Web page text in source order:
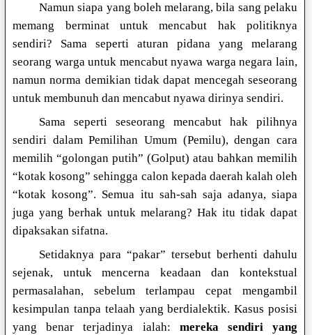
Namun siapa yang boleh melarang, bila sang pelaku
memang berminat untuk mencabut hak politiknya
sendiri? Sama seperti aturan pidana yang melarang
seorang warga untuk mencabut nyawa warga negara lain,
namun norma demikian tidak dapat mencegah seseorang
untuk membunuh dan mencabut nyawa dirinya sendiri.
Sama seperti seseorang mencabut hak pilihnya
sendiri dalam Pemilihan Umum (Pemilu), dengan cara
memilih “golongan putih” (Golput) atau bahkan memilih
“kotak kosong” sehingga calon kepada daerah kalah oleh
“kotak kosong”. Semua itu sah-sah saja adanya, siapa
juga yang berhak untuk melarang? Hak itu tidak dapat
dipaksakan sifatna.
Setidaknya para “pakar” tersebut berhenti dahulu
sejenak, untuk mencerna keadaan dan kontekstual
permasalahan, sebelum terlampau cepat mengambil
kesimpulan tanpa telaah yang berdialektik. Kasus posisi
yang benar terjadinya ialah: mereka sendiri yang